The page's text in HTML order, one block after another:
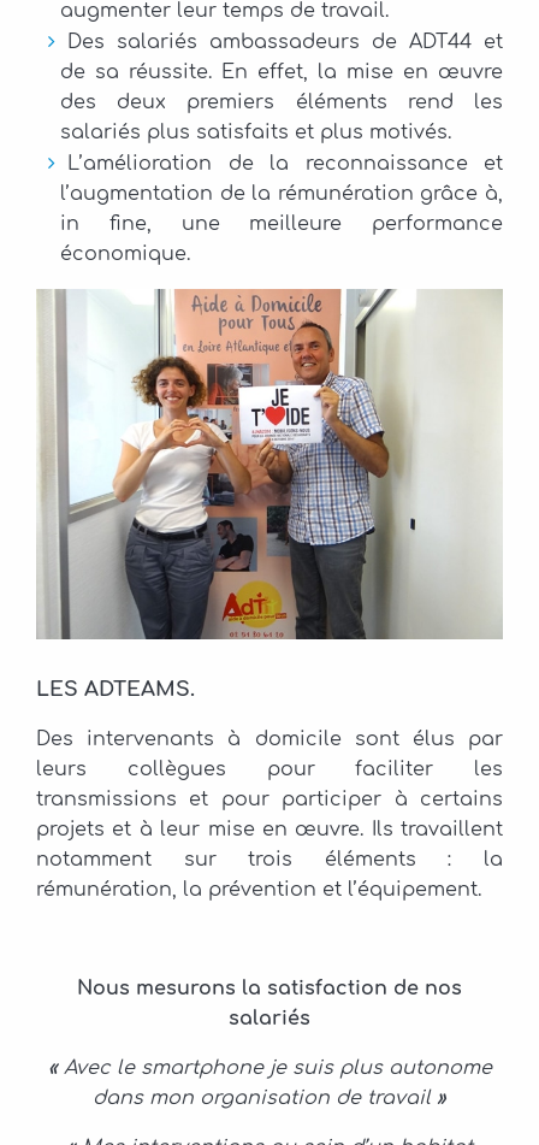
augmenter leur temps de travail.
Des salariés ambassadeurs de ADT44 et
de sa réussite. En effet, la mise en œuvre
des deux premiers éléments rend les
salariés plus satisfaits et plus motivés.
L’amélioration de la reconnaissance et
l’augmentation de la rémunération grâce à,
in fine, une meilleure performance
économique.
LES ADTEAMS.
Des intervenants à domicile sont élus par
leurs collègues pour faciliter les
transmissions et pour participer à certains
projets et à leur mise en œuvre. Ils travaillent
notamment sur trois éléments : la
rémunération, la prévention et l’équipement.
Nous mesurons la satisfaction de nos
salariés
«Avec le smartphone je suis plus autonome
dans mon organisation de travail »